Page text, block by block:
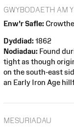
GWYBODAETH AM
Enw'r Safle:
Dyddiad: 1862
Nodiadau: Found
tight as though
on the south-east
an Early Iron Age
MESURIADAU